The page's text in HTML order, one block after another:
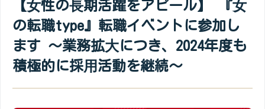
【⼥性の⻑期活躍をアピール】 『⼥
の転職type』転職イベントに参加し
ます ～業務拡⼤につき、2024年度も
積極的に採⽤活動を継続～